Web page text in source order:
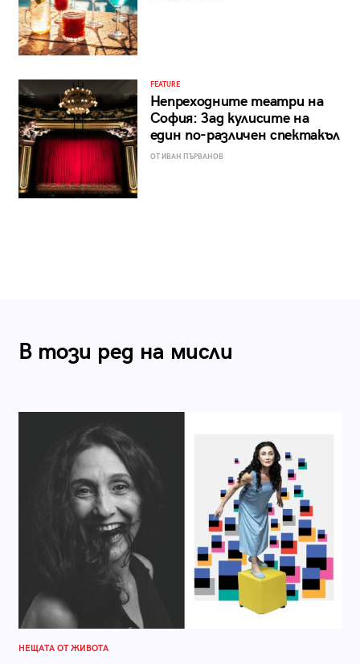
FEATURE
Непреходните театри на
София: Зад кулисите на
един по-различен спектакъл
ОТ ИВАН ПЪРВАНОВ
В този ред на мисли
НЕЩАТА ОТ ЖИВОТА